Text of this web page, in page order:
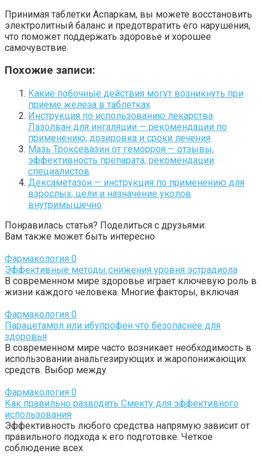
Принимая таблетки Аспаркам, вы можете восстановить
электролитный баланс и предотвратить его нарушения,
что поможет поддержать здоровье и хорошее
самочувствие.
Похожие записи:
Какие побочные действия могут возникнуть при
приеме железа в таблетках
Инструкция по использованию лекарства
Лазолван для ингаляции — рекомендации по
применению, дозировка и сроки лечения
Мазь Троксевазин от геморроя — отзывы,
эффективность препарата, рекомендации
специалистов
Дексаметазон — инструкция по применению для
взрослых, цели и назначение уколов
внутримышечно
Понравилась статья? Поделиться с друзьями:
Вам также может быть интересно
Фармакология 0
Эффективные методы снижения уровня эстрадиола
В современном мире здоровье играет ключевую роль в
жизни каждого человека. Многие факторы, включая
Фармакология 0
Парацетамол или ибупрофен что безопаснее для
здоровья
В современном мире часто возникает необходимость в
использовании анальгезирующих и жаропонижающих
средств. Выбор между
Фармакология 0
Как правильно разводить Смекту для эффективного
использования
Эффективность любого средства напрямую зависит от
правильного подхода к его подготовке. Четкое
соблюдение всех